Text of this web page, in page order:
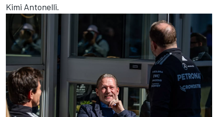
Kimi Antonelli.